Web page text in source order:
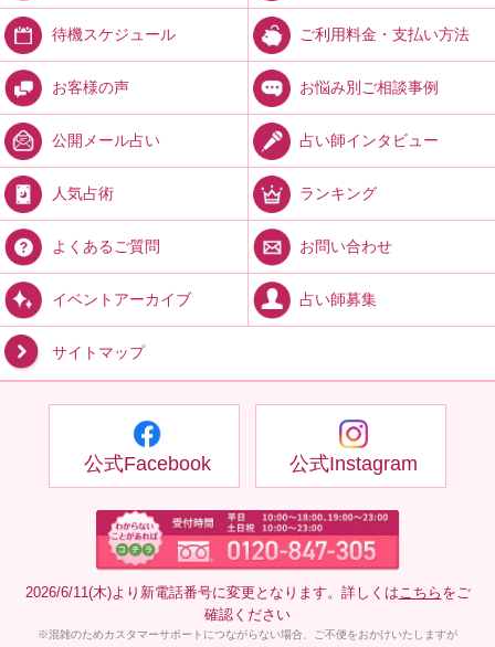
待機スケジュール ご利用料金・支払い方法
お客様の声 お悩み別ご相談事例
公開メール占い 占い師インタビュー
人気占術 ランキング
よくあるご質問 お問い合わせ
イベントアーカイブ 占い師募集
サイトマップ
公式Facebook 公式Instagram
2026/6/11(木)より新電話番号に変更となります。詳しくはこちら をご
確認ください
※混雑のためカスタマーサポートにつながらない場合、ご不便をおかけいたしますが